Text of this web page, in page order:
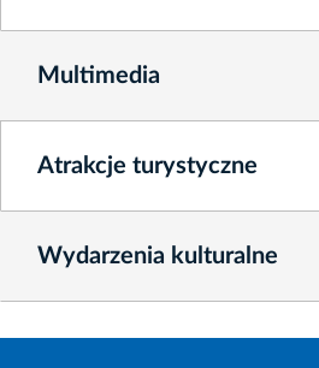
Multimedia
Atrakcje turystyczne
Wydarzenia kulturalne